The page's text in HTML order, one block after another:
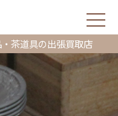
茶道具の出張買取店